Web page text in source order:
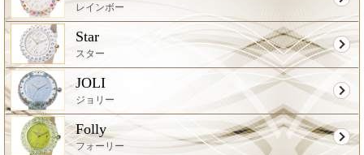
レインボー
Star
スター
JOLI
ジョリー
Folly
フォーリー